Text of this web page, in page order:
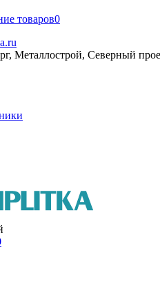
товаров0
Металлострой, Северный